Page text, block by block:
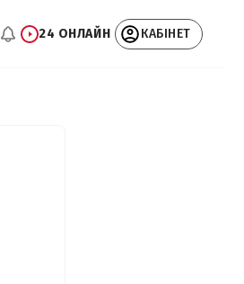
24 ОНЛАЙН КАБІНЕТ